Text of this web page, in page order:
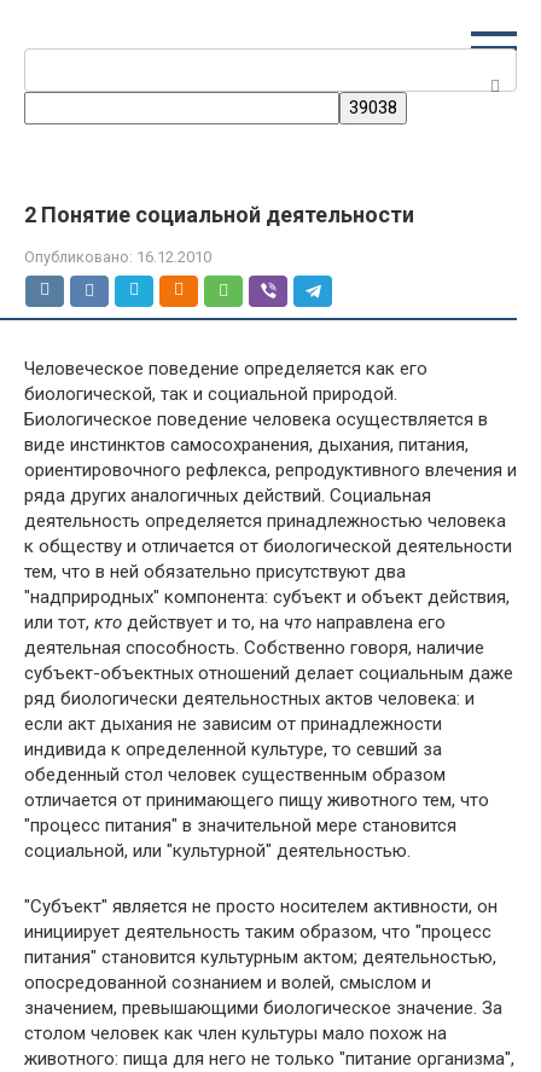
2 Понятие социальной деятельности
Опубликовано: 16.12.2010
Человеческое поведение определяется как его
биологической, так и социальной природой.
Биологическое поведение человека осуществляется в
виде инстинктов самосохранения, дыхания, питания,
ориентировочного рефлекса, репродуктивного влечения и
ряда других аналогичных действий. Социальная
деятельность определяется принадлежностью человека
к обществу и отличается от биологической деятельности
тем, что в ней обязательно присутствуют два
"надприродных" компонента: субъект и объект действия,
или тот, кто действует и то, на что направлена его
деятельная способность. Собственно говоря, наличие
субъект-объектных отношений делает социальным даже
ряд биологически деятельностных актов человека: и
если акт дыхания не зависим от принадлежности
индивида к определенной культуре, то севший за
обеденный стол человек существенным образом
отличается от принимаю­щего пищу животного тем, что
"процесс питания" в значительной мере становится
социальной, или "культурной" деятельностью.
"Субъект" является не просто носителем активности, он
инициирует деятельность таким образом, что "процесс
питания" становится культурным актом; деятельностью,
опосредованной сознанием и волей, смыслом и
значением, превышающими биологическое значение. За
столом человек как член культуры мало похож на
животного: пища для него не только "питание организма",